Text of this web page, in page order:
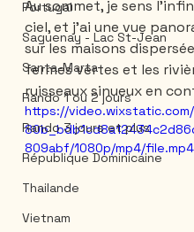
Portugal
Saguenay - Lac St-Jean
Santa-Marta
Rando 1 ou 2 jours
Rando 3 jours et plus
République Dominicaine
Thailande
Vietnam
Au sommet, je sens
ciel, et j'ai une vue
sur les maisons
fermes vertes et les
ruisseaux sinueux en
https://
809abf/1080p/mp4/file.mp4